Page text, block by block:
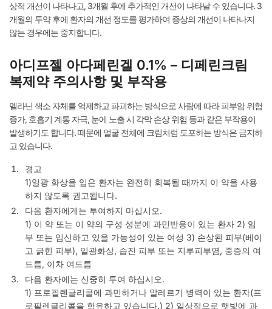
상적 개선이 나타나고, 3개월 후에 추가적인 개선이 나타날 수 있습니다. 3
개월의 투약 후에 환자의 개선 정도를 평가하여 증상의 개선이 나타나지
않는 경우에는 중지합니다.
아디프젤 아다페린겔 0.1% – 디페린크림
복제약 주의사항 및 부작용
멜라닌 색소 자체를 억제하고 파괴하는 방식으로 사람에 따라 피부암 위험
증가, 호흡기 계통 자극, 눈에 노출 시 각막 손상 위험 등과 같은 부작용이
발생하기도 합니다. 때문에 얼굴 전체에 크림처럼 도포하는 방식은 금지하
고 있습니다.
경고
1)일광 화상을 입은 환자는 완전히 회복될 때까지 이 약을 사용
하지 않도록 권고됩니다.
다음 환자에게는 투여하지 마십시오.
1) 이 약 또는 이 약의 구성 성분에 과민반응이 있는 환자 2) 임
부 또는 임신하고 있을 가능성이 있는 여성 3) 손상된 피부(베이
고 긁힌 피부), 일광화상, 습진 피부 또는 지루피부염, 중증의 여
드름, 이차 여드름
다음 환자에는 신중히 투여 하십시오.
1) 프로필렌글리콜에 과민하거나 알레르기 병력이 있는 환자(프
로필렌글리콜을 함유하고 있습니다.) 2) 일상적으로 햇빛에 과